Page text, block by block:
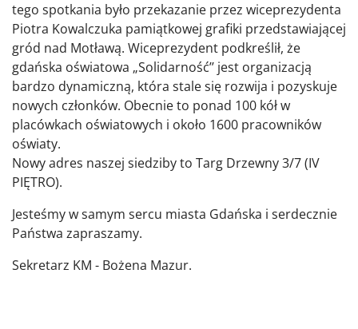
tego spotkania było przekazanie przez wiceprezydenta
Piotra Kowalczuka pamiątkowej grafiki przedstawiającej
gród nad Motławą. Wiceprezydent podkreślił, że
gdańska oświatowa „Solidarność’’ jest organizacją
bardzo dynamiczną, która stale się rozwija i pozyskuje
nowych członków. Obecnie to ponad 100 kół w
placówkach oświatowych i około 1600 pracowników
oświaty.
Nowy adres naszej siedziby to Targ Drzewny 3/7 (IV
PIĘTRO).
Jesteśmy w samym sercu miasta Gdańska i serdecznie
Państwa zapraszamy.
Sekretarz KM - Bożena Mazur.